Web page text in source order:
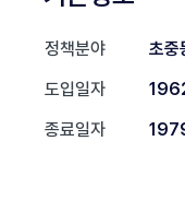
정책분야
초중
도입일자
종료일자